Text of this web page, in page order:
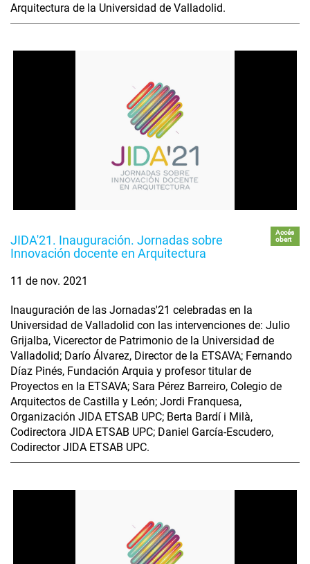
Arquitectura de la Universidad de Valladolid.
JIDA'21. Inauguración. Jornadas sobre
Innovación docente en Arquitectura
Accés
obert
11 de nov. 2021
Inauguración de las Jornadas'21 celebradas en la
Universidad de Valladolid con las intervenciones de: Julio
Grijalba, Vicerector de Patrimonio de la Universidad de
Valladolid; Darío Álvarez, Director de la ETSAVA; Fernando
Díaz Pinés, Fundación Arquia y profesor titular de
Proyectos en la ETSAVA; Sara Pérez Barreiro, Colegio de
Arquitectos de Castilla y León; Jordi Franquesa,
Organización JIDA ETSAB UPC; Berta Bardí i Milà,
Codirectora JIDA ETSAB UPC; Daniel García-Escudero,
Codirector JIDA ETSAB UPC.